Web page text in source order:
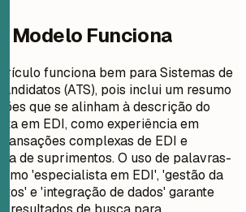
Modelo Funciona
funciona bem para Sistemas de
(ATS), pois inclui um resumo
que se alinham à descrição do
em EDI, como experiência em
complexas de EDI e
de suprimentos. O uso de palavras-
'especialista em EDI', 'gestão da
e 'integração de dados' garante